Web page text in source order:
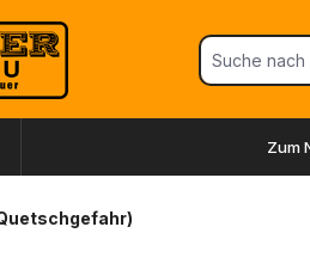
Zum